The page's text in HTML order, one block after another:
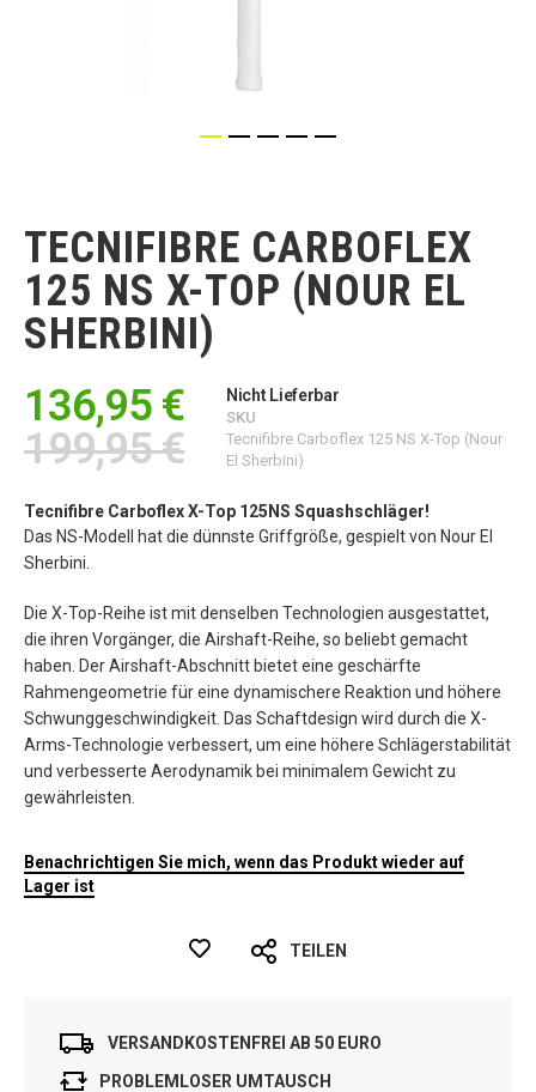
Bildgalerie
springen
TECNIFIBRE CARBOFLEX
125 NS X-TOP (NOUR EL
SHERBINI)
136,95 €
199,95 €
Nicht Lieferbar
SKU
Tecnifibre Carboflex 125 NS X-Top (Nour
El Sherbini)
Tecnifibre Carboflex X-Top 125NS Squashschläger!
Das NS-Modell hat die dünnste Griffgröße, gespielt von Nour El
Sherbini.
Die X-Top-Reihe ist mit denselben Technologien ausgestattet,
die ihren Vorgänger, die Airshaft-Reihe, so beliebt gemacht
haben. Der Airshaft-Abschnitt bietet eine geschärfte
Rahmengeometrie für eine dynamischere Reaktion und höhere
Schwunggeschwindigkeit. Das Schaftdesign wird durch die X-
Arms-Technologie verbessert, um eine höhere Schlägerstabilität
und verbesserte Aerodynamik bei minimalem Gewicht zu
gewährleisten.
Benachrichtigen Sie mich, wenn das Produkt wieder auf
Lager ist
TEILEN
VERSANDKOSTENFREI AB 50 EURO
PROBLEMLOSER UMTAUSCH